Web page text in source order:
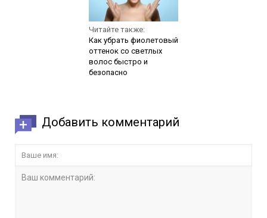
Читайте также:
Как убрать фиолетовый
оттенок со светлых
волос быстро и
безопасно
Добавить комментарий